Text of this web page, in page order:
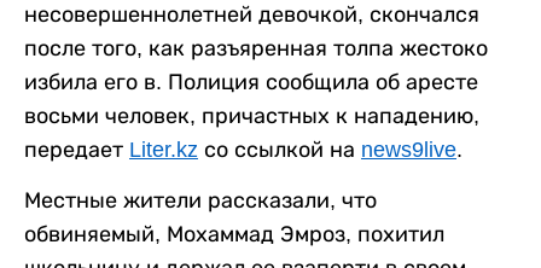
несовершеннолетней девочкой, скончался
после того, как разъяренная толпа жестоко
избила его в. Полиция сообщила об аресте
восьми человек, причастных к нападению,
передает Liter.kz со ссылкой на news9live.
Местные жители рассказали, что
обвиняемый, Мохаммад Эмроз, похитил